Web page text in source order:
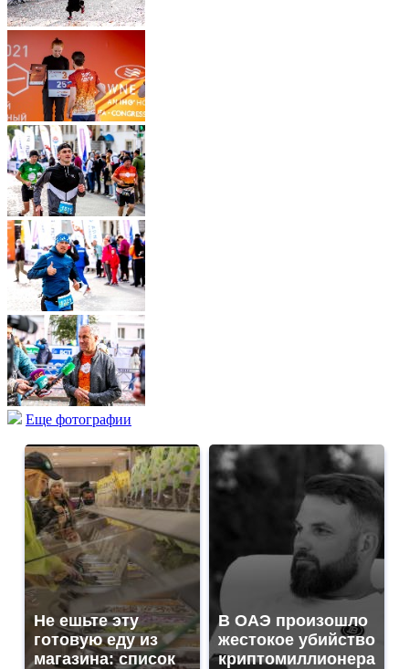
Еще фотографии
Не ешьте эту
готовую еду из
магазина: список
В ОАЭ произошло
жестокое убийство
криптомиллионера